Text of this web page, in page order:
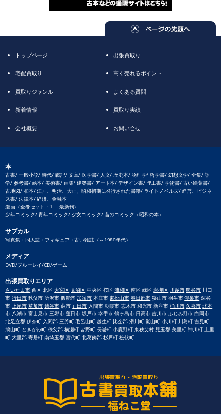
トップページ 出張買取り
宅配買取り 高く売れるポイント
買取りジャンル よくある質問
新着情報 買取り実績
会社概要 お問い合せ
本
古書/ 一般小説/ 時代/ 戦記/ 文庫/ 医学書/ 人文/ 歴史本/ 物理学/ 哲学書/ 幻想文学/ 全集/ 語
学/ 参考書/ 絵本/ 美術書/ 画集/ 建築書/ アート本/ デザイン書/ 理工書/ 学術書/ 古い絵葉書/
古地図/ 和本/ 江戸、明治、大正、昭和初期に発行された書籍/ ライトノベルズ/ 経営、ビジネ
ス書/ 法律本/ 経済、金融本
漫画（全巻セット・1 ～最新刊）
少年コミック/ 青年コミック/ 少女コミック/ 昔のコミック（昭和の本）
サブカル
写真集・同人誌・フィギュア・古い雑誌（～1980年代）
メディア
DVD/ブルーレイ/CD/ゲーム
出張買取りエリア
さいたま市 西区 北区大宮区 見沼区 中央区 桜区浦和区 南区 緑区岩槻区 川越市 熊谷市 川口
市行田市 秩父市 所沢市 飯能市加須市 本庄市東松山市 春日部市 狭山市 羽生市鴻巣市 深谷
市 上尾市 草加市 越谷市 蕨市 戸田市 入間市 朝霞市 志木市 和光市 新座市桶川市 久喜市 北本
市 八潮市 富士見市 三郷市 蓮田市坂戸市 幸手市鶴ヶ島市 日高市 吉川市 ふじみ野市 白岡市
北足立郡 伊奈町 入間郡 三芳町 毛呂山町 越生町 比企郡 滑川町 嵐山町 小川町 川島町 吉見町
鳩山町 ときがわ町 秩父郡 横瀬町 皆野町 長瀞町 小鹿野町 東秩父村 児玉郡 美里町 神川町 上里
町 大里郡 寄居町 南埼玉郡 宮代町 北葛飾郡 杉戸町 松伏町